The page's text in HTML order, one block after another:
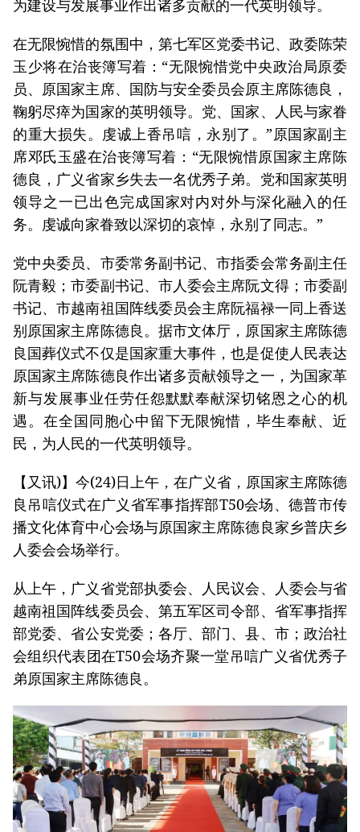
为建设与发展事业作出诸多贡献的一代英明领导。
在无限惋惜的氛围中，第七军区党委书记、政委陈荣
玉少将在治丧簿写着：“无限惋惜党中央政治局原委
员、原国家主席、国防与安全委员会原主席陈德良，
鞠躬尽瘁为国家的英明领导。党、国家、人民与家眷
的重大损失。虔诚上香吊唁，永别了。”原国家副主
席邓氏玉盛在治丧簿写着：“无限惋惜原国家主席陈
德良，广义省家乡失去一名优秀子弟。党和国家英明
领导之一已出色完成国家对内对外与深化融入的任
务。虔诚向家眷致以深切的哀悼，永别了同志。”
党中央委员、市委常务副书记、市指委会常务副主任
阮青毅；市委副书记、市人委会主席阮文得；市委副
书记、市越南祖国阵线委员会主席阮福禄一同上香送
别原国家主席陈德良。据市文体厅，原国家主席陈德
良国葬仪式不仅是国家重大事件，也是促使人民表达
原国家主席陈德良作出诸多贡献领导之一，为国家革
新与发展事业任劳任怨默默奉献深切铭恩之心的机
遇。在全国同胞心中留下无限惋惜，毕生奉献、近
民，为人民的一代英明领导。
【又讯)】今(24)日上午，在广义省，原国家主席陈德
良吊唁仪式在广义省军事指挥部T50会场、德普市传
播文化体育中心会场与原国家主席陈德良家乡普庆乡
人委会会场举行。
从上午，广义省党部执委会、人民议会、人委会与省
越南祖国阵线委员会、第五军区司令部、省军事指挥
部党委、省公安党委；各厅、部门、县、市；政治社
会组织代表团在T50会场齐聚一堂吊唁广义省优秀子
弟原国家主席陈德良。